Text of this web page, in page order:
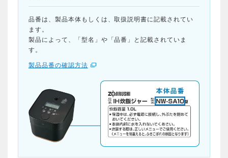
品番は、製品本体もしくは、取扱説明書に記載されてい
ます。
製品によって、「型名」や「品番」と記載されていま
す。
製品品番の確認方法